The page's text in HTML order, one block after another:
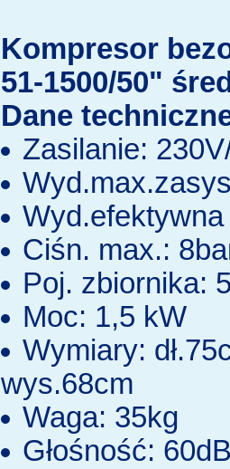
Kompresor
51-1500/50"
Dane
Zasilanie:
Ciśn. max.:
Poj. zbiornika:
Moc: 1,5 kW
Wymiary:
wys.68cm
Waga: 35kg
Głośność: